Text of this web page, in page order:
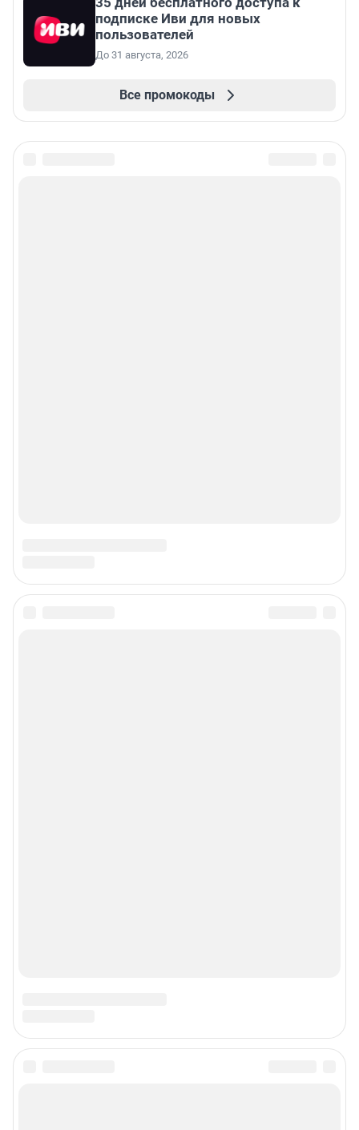
подписке Иви для новых
пользователей
До 31 августа, 2026
Все промокоды